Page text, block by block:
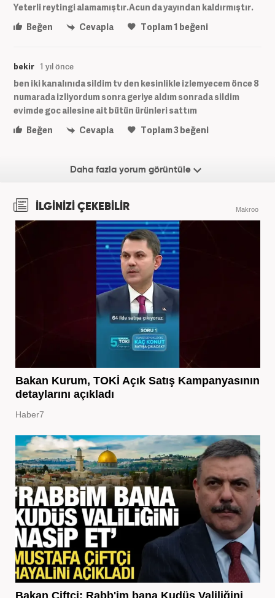
Yeterli reytingi alamamıştır.Acun da yayından kaldırmıştır.
Beğen
Cevapla Toplam1 beğeni
bekir 1 yıl önce
ben iki kanalınıda sildim tv den kesinlikle izlemyecem önce 8
numarada izliyordum sonra geriye aldım sonrada sildim
evimde goc ailesine ait bütün ürünleri sattım
Beğen
Cevapla Toplam3beğeni
Daha fazla yorum görüntüle
İLGİNİZİ ÇEKEBİLİR Makroo
Bakan Kurum, TOKİ Açık Satış Kampanyasının
detaylarını açıkladı
Haber7
Bakan Çiftçi: Rabb'im bana Kudüs Valiliğini